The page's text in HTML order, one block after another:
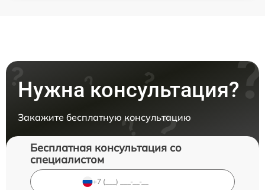
Нужна консультация?
Закажите бесплатную консультацию
Бесплатная консультация со
специалистом